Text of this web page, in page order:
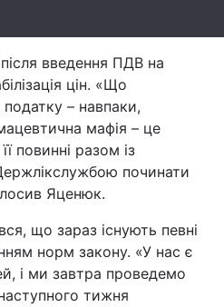
введення ПДВ на
цін. «Що
– навпаки,
мафія – це
повинні разом із
починати
Яценюк.
що зараз існують певні
норм закону. «У нас є
і ми завтра проведемо
тижня